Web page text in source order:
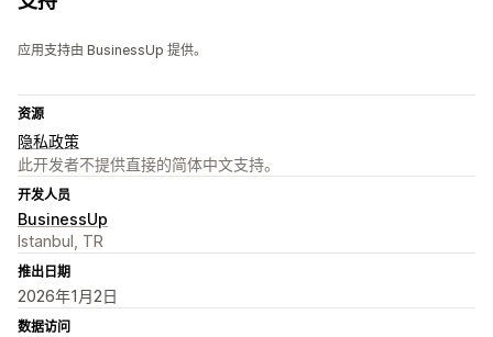
应用支持由 BusinessUp 提供。
资源
隐私政策
此开发者不提供直接的简体中文支持。
开发人员
BusinessUp
Istanbul, TR
推出日期
2026年1月2日
数据访问